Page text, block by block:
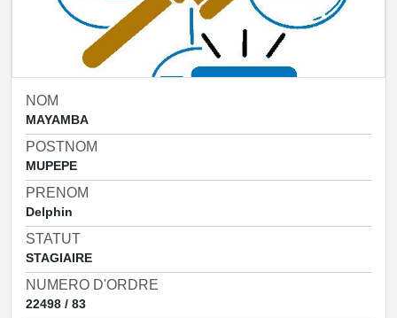
NOM
MAYAMBA
POSTNOM
MUPEPE
PRENOM
Delphin
STATUT
STAGIAIRE
NUMERO D'ORDRE
22498 / 83